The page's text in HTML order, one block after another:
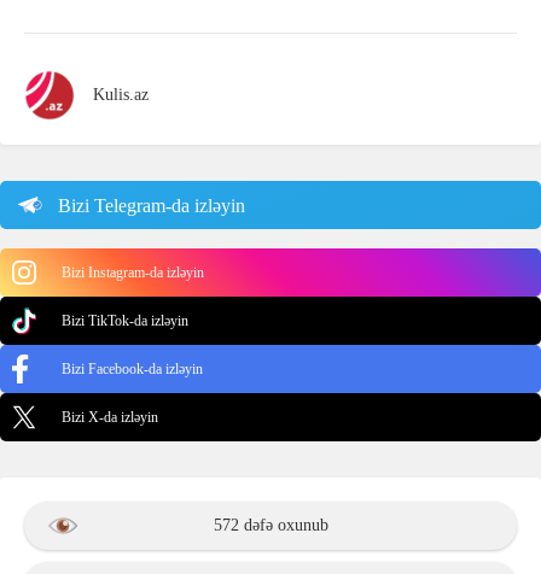
Kulis.az
Bizi Telegram-da izləyin
Bizi Instagram-da izləyin
Bizi TikTok-da izləyin
Bizi Facebook-da izləyin
Bizi X-da izləyin
572 dəfə oxunub